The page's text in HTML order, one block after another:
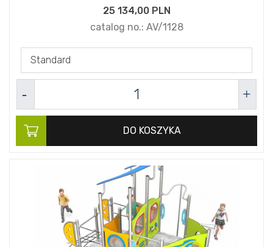
25 134,00PLN
catalog no.: AV/1128
Standard
DO KOSZYKA